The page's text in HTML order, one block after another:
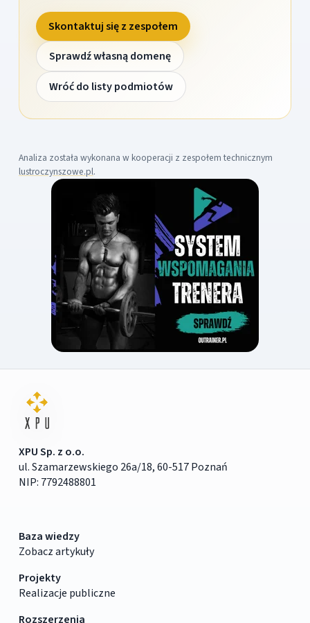
Skontaktuj się z zespołem
Sprawdź własną domenę
Wróć do listy podmiotów
Analiza została wykonana w kooperacji z zespołem technicznym
lustroczynszowe.pl.
XPU Sp. z o.o.
ul. Szamarzewskiego 26a/18, 60-517 Poznań
NIP: 7792488801
Baza wiedzy
Zobacz artykuły
Projekty
Realizacje publiczne
Rozszerzenia